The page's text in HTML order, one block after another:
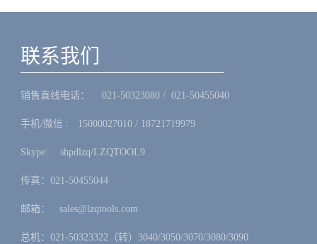
联系我们
销售直线电话：ㅤ 021-50323080 / 021-50455040
手机/微信 :ㅤ15000027010 / 18721719979
Skype: ㅤshpdlzq/LZQTOOL9
传真：021-50455044
邮箱：ㅤsales@lzqtools.com
总机：021-50323322（转）3040/3050/3070/3080/3090